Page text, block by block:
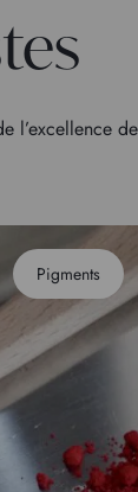
l’excellence
Pigments